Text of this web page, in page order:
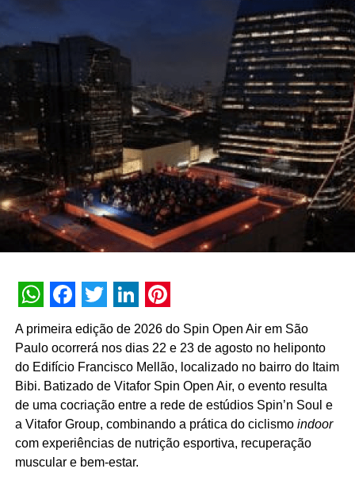
Paço do Comércio, o Pátio da Indústria, o Espaço Ateliê e
o Espaço Confeitaria & Scrapbooking. O evento reúne
indústria, comércio, ateliês, artesãos e artistas, que ditam
as tendências do setor, oferece milhares de cursos e
demonstrações, além de produtos, matérias primas,
projetos, desafios, exposições, encontros, negócios, entre
outras oportunidades.
TÓPICOS RELACIONADOS: DESTAQUE
A SEGUIR
UBRAFE abre inscrições para o Congresso
temático que acontece em paralelo a feira de
negócios Experience Expo
Centro de Convenções Rebouças avança nas
práticas ESG
WhatsApp
Facebook
Twitter
LinkedIn
Pinterest
A primeira edição de 2026 do Spin Open Air em São
Paulo ocorrerá nos dias 22 e 23 de agosto no heliponto
do Edifício Francisco Mellão, localizado no bairro do Itaim
Bibi. Batizado de Vitafor Spin Open Air, o evento resulta
de uma cocriação entre a rede de estúdios Spin’n Soul e
a Vitafor Group, combinando a prática do ciclismo indoor
com experiências de nutrição esportiva, recuperação
muscular e bem-estar.